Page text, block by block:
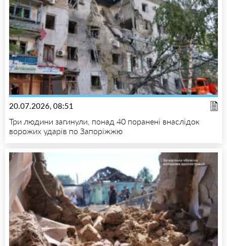
20.07.2026, 08:51
Три людини загинули, понад 40 поранені внаслідок
ворожих ударів по Запоріжжю